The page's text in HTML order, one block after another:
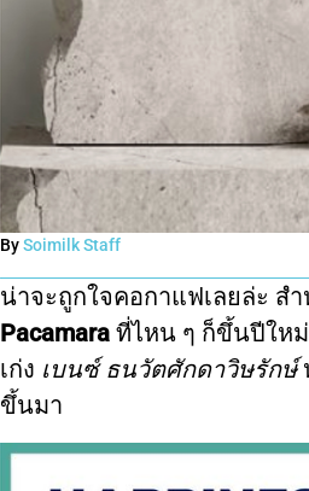
BySoimilk Staff
น่าจะถูกใจคอกาแฟเลยล่ะ ส
Pacamara ที่ไหน ๆ ก็ขึ้นปีให
เก่ง เบนซ์ ธนวัตศักดาวิษรักษ์
ขึ้นมา